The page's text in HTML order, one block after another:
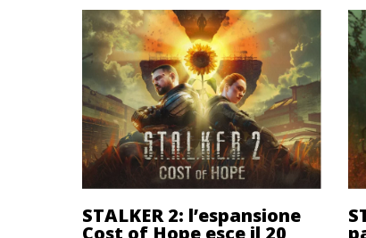
STALKER 2: l’espansione
Cost of Hope esce il 20